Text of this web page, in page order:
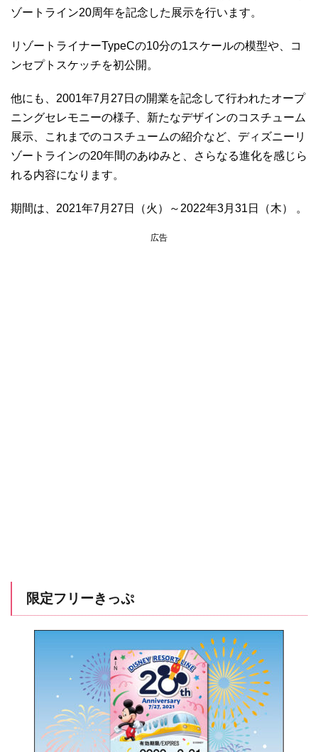
ゾートライン20周年を記念した展示を行います。
リゾートライナーTypeCの10分の1スケールの模型や、コ
ンセプトスケッチを初公開。
他にも、2001年7月27日の開業を記念して行われたオープ
ニングセレモニーの様子、新たなデザインのコスチューム
展示、これまでのコスチュームの紹介など、ディズニーリ
ゾートラインの20年間のあゆみと、さらなる進化を感じら
れる内容になります。
期間は、2021年7月27日（火）～2022年3月31日（木） 。
広告
限定フリーきっぷ